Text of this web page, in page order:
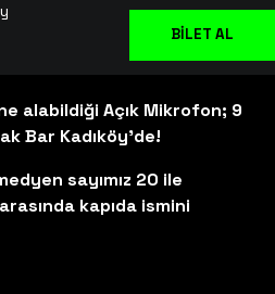
BİLET AL
alabildiği Açık Mikrofon; 9
Bar Kadıköy’de!
sayımız 20 ile
kapıda ismini